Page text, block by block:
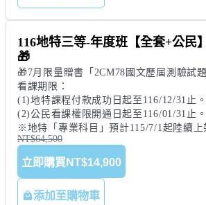
116地特三等-年度班【全套+公民
🎁
🎁7月限量贈書「2CM78國文歷屆測驗試
看課期限：
(1)地特課程付款成功日起至116/12/31止。
(2)公民看課權限開通日起至116/01/31止。
※地特「專業科目」預計115/7/1起陸續上
NT$64,500
立即購買 NT$14,900
添加至購物車